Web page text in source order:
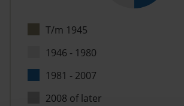
T/m 1945
1946 - 1980
1981 - 2007
2008 of later